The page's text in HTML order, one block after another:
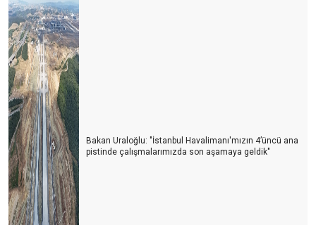
Bakan Uraloğlu: "İstanbul Havalimanı'mızın 4’üncü ana
pistinde çalışmalarımızda son aşamaya geldik"